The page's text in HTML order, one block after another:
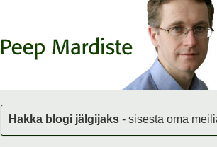
Hakka blogi jälgijaks - sisesta oma